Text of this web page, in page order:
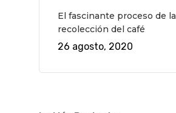
El fascinante proceso de la
recolección del café
26 agosto, 2020